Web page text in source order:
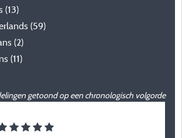
(13)
(59)
(2)
(11)
getoond op een chronologisch volgorde